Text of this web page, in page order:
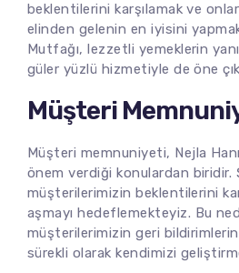
beklentilerini karşılamak ve
elinden gelenin en iyisini
Mutfağı, lezzetli yemeklerin
güler yüzlü hizmetiyle de öne
Müşteri
Müşteri memnuniyeti, Nejla
önem verdiği konulardan biridir.
müşterilerimizin beklentilerini
aşmayı hedeflemekteyiz. Bu
müşterilerimizin geri
sürekli olarak kendimizi